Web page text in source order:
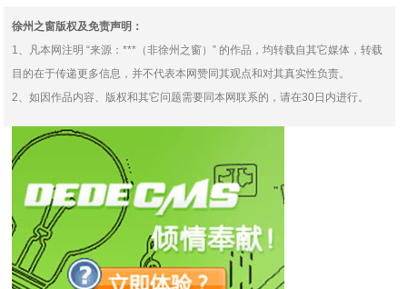
徐州之窗版权及免责声明：
1、凡本网注明 “来源：***（非徐州之窗）” 的作品，均转载自其它媒体，转载
目的在于传递更多信息，并不代表本网赞同其观点和对其真实性负责。
2、如因作品内容、版权和其它问题需要同本网联系的，请在30日内进行。